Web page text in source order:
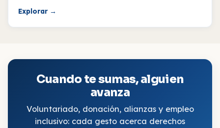
Explorar →
Cuando te sumas, alguien
avanza
Voluntariado, donación, alianzas y empleo
inclusivo: cada gesto acerca derechos